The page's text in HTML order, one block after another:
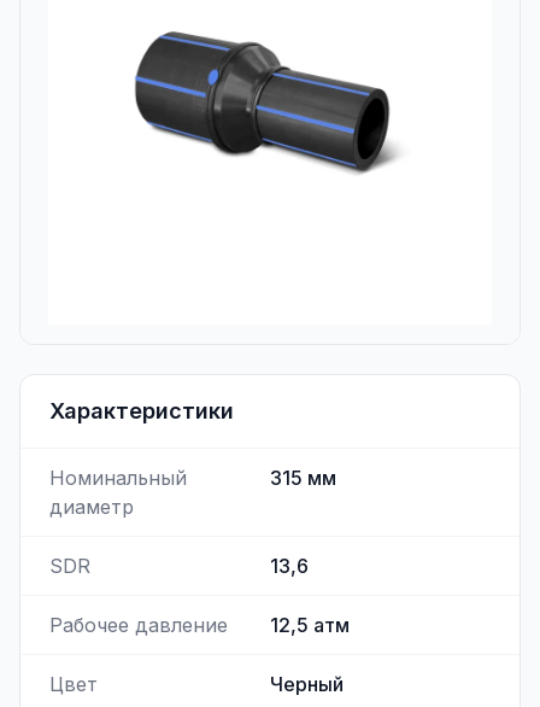
Характеристики
Номинальный
диаметр
315 мм
SDR 13,6
Рабочее давление 12,5 атм
Цвет Черный